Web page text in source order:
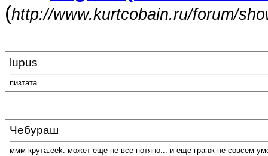
(http://www.kurtcobain.ru/forum/
lupus
пизтата
Чебураш
ммм крута:eek: может еще не все потяно... и еще гранж не совсем